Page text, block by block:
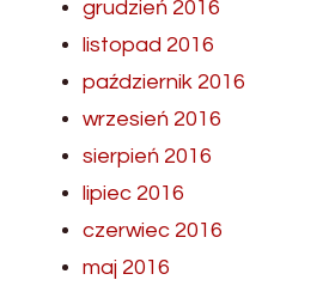
grudzień 2016
listopad 2016
październik 2016
wrzesień 2016
sierpień 2016
lipiec 2016
czerwiec 2016
maj 2016